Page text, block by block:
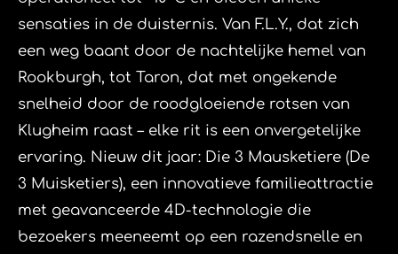
sensaties in de duisternis. Van F.L.Y., dat zich
een weg baant door de nachtelijke hemel van
Rookburgh, tot Taron, dat met ongekende
snelheid door de roodgloeiende rotsen van
Klugheim raast – elke rit is een onvergetelijke
ervaring. Nieuw dit jaar: Die 3 Mausketiere (De
3 Muisketiers), een innovatieve familieattractie
met geavanceerde 4D-technologie die
bezoekers meeneemt op een razendsnelle en